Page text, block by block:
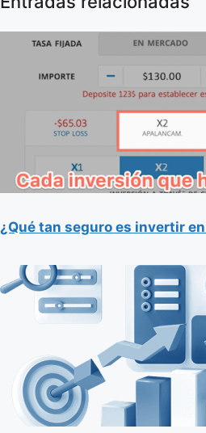
¿Qué tan seguro es invertir en